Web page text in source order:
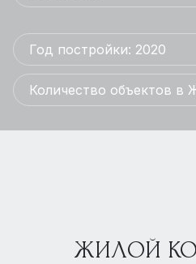
Год постройки: 2020
Количество объектов в
ЖИЛОЙ